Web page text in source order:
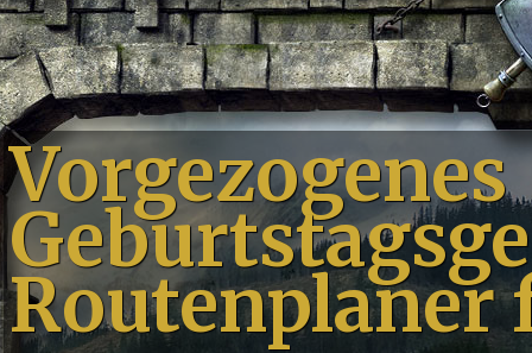
Vorgezogenes
Routenplaner